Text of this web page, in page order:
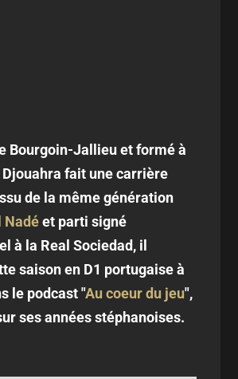
Bourgoin-Jallieu et formé à
Djouahra fait une carrière
de la même génération
Nadéet parti signé
à la Real Sociedad, il
saison en D1 portugaise à
le podcast "Au coeur du jeu",
ses années stéphanoises.